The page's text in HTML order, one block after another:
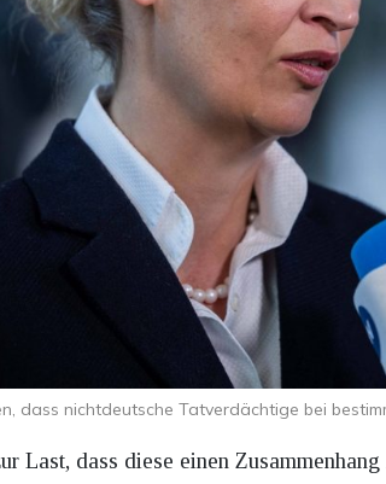
dass nichtdeutsche Tatverdächtige bei
Last, dass diese einen